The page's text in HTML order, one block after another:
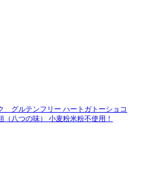
ルテンフリー ハートガトーショコ
八つの味） 小麦粉米粉不使用！